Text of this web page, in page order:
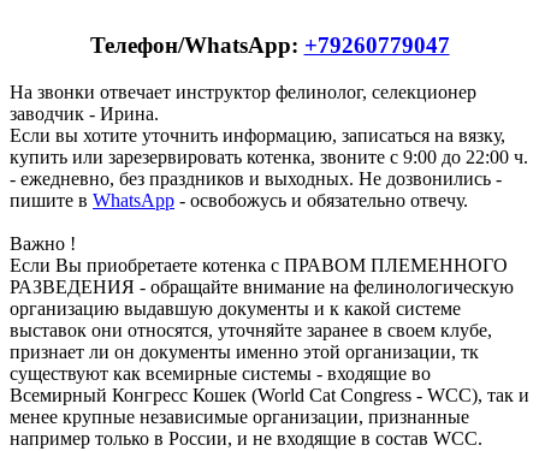
Телефон/WhatsApp: +79260779047
На звонки отвечает инструктор фелинолог, селекционер
заводчик - Ирина.
Если вы хотите уточнить информацию, записаться на вязку,
купить или зарезервировать котенка, звоните с 9:00 до 22:00 ч.
- ежедневно, без праздников и выходных. Не дозвонились -
пишите в WhatsApp - освобожусь и обязательно отвечу.
Важно !
Если Вы приобретаете котенка с ПРАВОМ ПЛЕМЕННОГО
РАЗВЕДЕНИЯ - обращайте внимание на фелинологическую
организацию выдавшую документы и к какой системе
выставок они относятся, уточняйте заранее в своем клубе,
признает ли он документы именно этой организации, тк
существуют как всемирные системы - входящие во
Всемирный Конгресс Кошек (World Cat Congress - WCC), так и
менее крупные независимые организации, признанные
например только в России, и не входящие в состав WCC.